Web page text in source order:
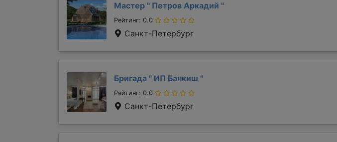
Мастер " Петров Аркадий "
Рейтинг: 0.0
Санкт-Петербург
Бригада " ИП Банкиш "
Рейтинг: 0.0
Санкт-Петербург